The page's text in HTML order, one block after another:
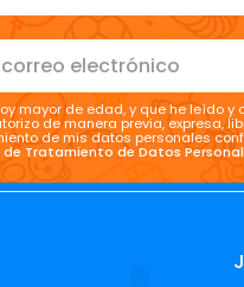
mayor de edad, y que he leído y
de manera previa, expresa,
de mis datos personales
Tratamiento de Datos